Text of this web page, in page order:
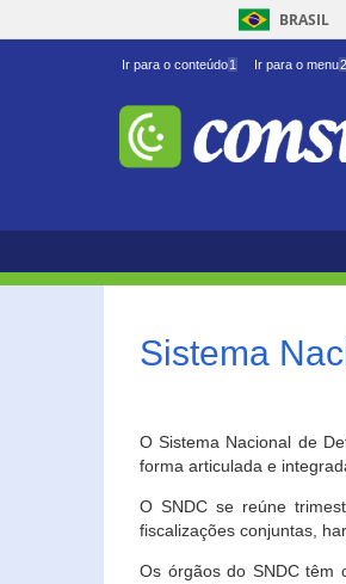
BRASIL
Ir para o conteúdo1 Ir para o menu2
Sistema
O Sistema Nacional de
forma articulada e
O SNDC se reúne
fiscalizações conjuntas,
Os órgãos do SNDC têm